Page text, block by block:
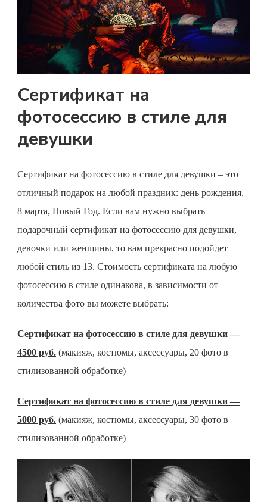
Сертификат на
фотосессию в стиле для
девушки
Сертификат на фотосессию в стиле для девушки – это
отличный подарок на любой праздник: день рождения,
8 марта, Новый Год. Если вам нужно выбрать
подарочный сертификат на фотосессию для девушки,
девочки или женщины, то вам прекрасно подойдет
любой стиль из 13. Стоимость сертификата на любую
фотосессию в стиле одинакова, в зависимости от
количества фото вы можете выбрать:
Сертификат на фотосессию в стиле для девушки —
4500 руб. (макияж, костюмы, аксессуары, 20 фото в
стилизованной обработке)
Сертификат на фотосессию в стиле для девушки —
5000 руб. (макияж, костюмы, аксессуары, 30 фото в
стилизованной обработке)